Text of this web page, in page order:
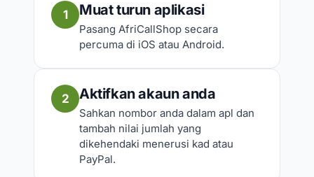
1 Muat turun aplikasi
Pasang AfriCallShop secara
percuma di iOS atau Android.
2 Aktifkan akaun anda
Sahkan nombor anda dalam apl dan
tambah nilai jumlah yang
dikehendaki menerusi kad atau
PayPal.